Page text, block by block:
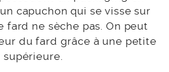
capuchon qui se visse sur
fard ne sèche pas. On peut
du fard grâce à une petite